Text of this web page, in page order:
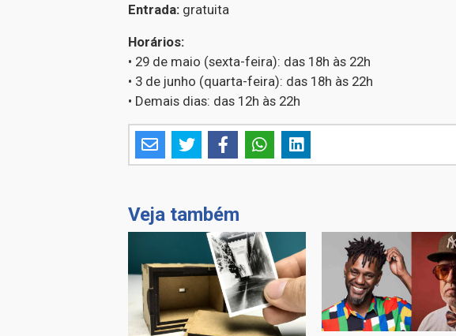
Entrada: gratuita
Horários:
• 29 de maio (sexta-feira): das 18h às 22h
• 3 de junho (quarta-feira): das 18h às 22h
• Demais dias: das 12h às 22h
Veja também